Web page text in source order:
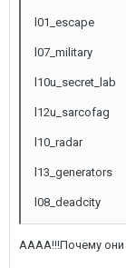
l01_escape
l07_military
l10u_secret_lab
l12u_sarcofag
l10_radar
l13_generators
l08_deadcity
АААА!!!Почему они